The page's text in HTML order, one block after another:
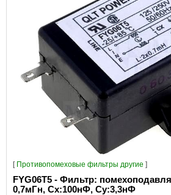
[ Противопомеховые фильтры другие ]
FYG06T5 - Фильтр:
0,7мГн, Сх:100нФ, Су:3,3нФ